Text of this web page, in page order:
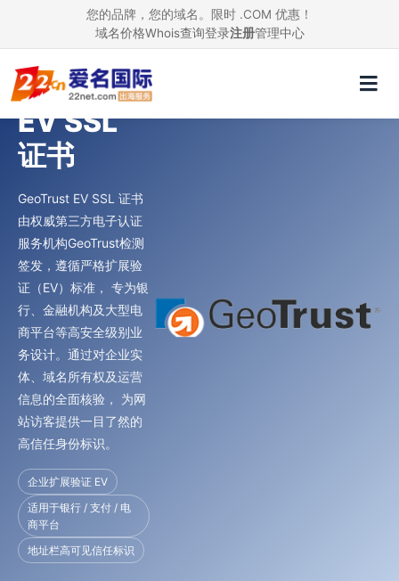
您的品牌，您的域名。限时 .COM 优惠！
域名价格Whois查询登录注册管理中心
GeoTrust
EV SSL
证书
GeoTrust EV SSL 证书
由权威第三方电子认证
服务机构GeoTrust检测
签发，遵循严格扩展验
证（EV）标准， 专为银
行、金融机构及大型电
商平台等高安全级别业
务设计。通过对企业实
体、域名所有权及运营
信息的全面核验， 为网
站访客提供一目了然的
高信任身份标识。
企业扩展验证 EV
适用于银行 / 支付 / 电
商平台
地址栏高可见信任标识